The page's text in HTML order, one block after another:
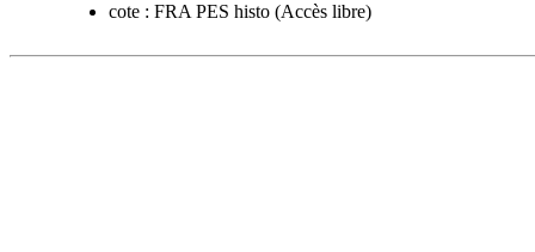
cote : FRA PES histo (Accès libre)